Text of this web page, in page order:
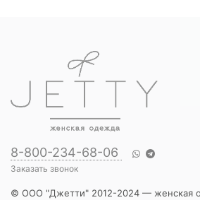
8-800-234-68-06
Заказать звонок
© ООО "Джетти" 2012-2024 — женская